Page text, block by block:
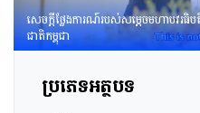
សេចក្តីថ្លែងការណ៍របស់សម្តេចមហាបវរធិ
ជាតិកម្ពុជា
ប្រភេទអត្ថបទ